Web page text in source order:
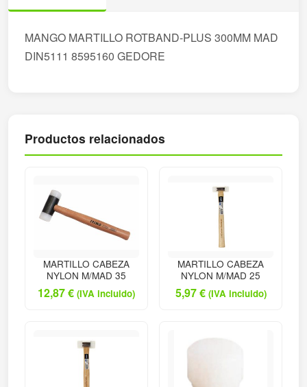
MANGO MARTILLO ROTBAND-PLUS 300MM MAD
DIN5111 8595160 GEDORE
Productos relacionados
MARTILLO CABEZA
NYLON M/MAD 35
12,87€ (IVA incluido)
MARTILLO CABEZA
NYLON M/MAD 25
5,97€ (IVA incluido)